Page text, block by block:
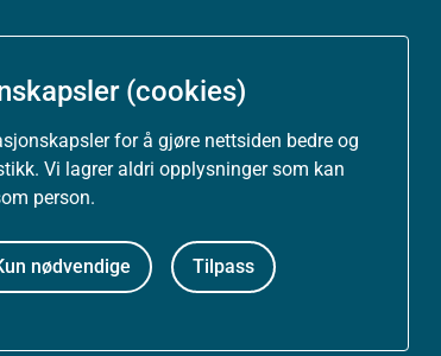
(cookies)
for å gjøre nettsiden bedre og
Vi lagrer aldri opplysninger som kan
person.
nødvendige Tilpass
(uustatus.no)
og informasjonskapsler